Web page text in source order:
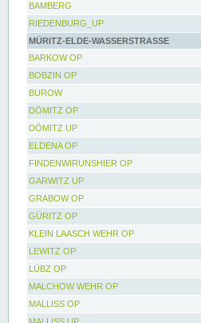
BAMBERG
RIEDENBURG_UP
MÜRITZ-ELDE-WASSERSTRASSE
BARKOW OP
BOBZIN OP
BUROW
DÖMITZ OP
DÖMITZ UP
ELDENA OP
FINDENWIRUNSHIER OP
GARWITZ UP
GRABOW OP
GÜRITZ OP
KLEIN LAASCH WEHR OP
LEWITZ OP
LÜBZ OP
MALCHOW WEHR OP
MALLISS OP